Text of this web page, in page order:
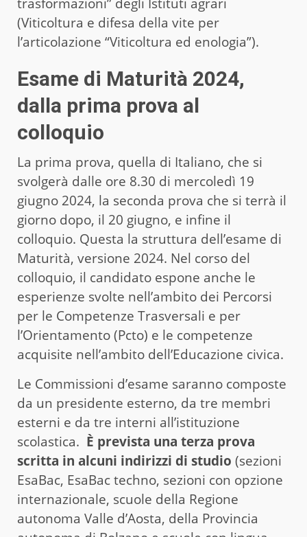
(Viticoltura e difesa della vite per
l’articolazione “Viticoltura ed enologia”).
Esame di Maturità 2024,
dalla prima prova al
colloquio
La prima prova, quella di Italiano, che si
svolgerà dalle ore 8.30 di mercoledì 19
giugno 2024, la seconda prova che si terrà il
giorno dopo, il 20 giugno, e infine il
colloquio. Questa la struttura dell’esame di
Maturità, versione 2024. Nel corso del
colloquio, il candidato espone anche le
esperienze svolte nell’ambito dei Percorsi
per le Competenze Trasversali e per
l’Orientamento (Pcto) e le competenze
acquisite nell’ambito dell’Educazione civica.
Le Commissioni d’esame saranno composte
da un presidente esterno, da tre membri
esterni e da tre interni all’istituzione
scolastica. È prevista una terza prova
scritta in alcuni indirizzi di studio (sezioni
EsaBac, EsaBac techno, sezioni con opzione
internazionale, scuole della Regione
autonoma Valle d’Aosta, della Provincia